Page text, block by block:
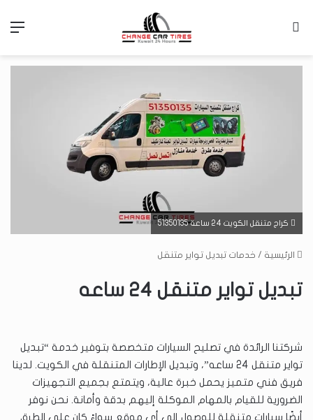
كراج متنقل الكويت 24 ساعة 51350135
الرئيسية / خدمات تبديل تواير متنقل
تبديل تواير متنقل 24 ساعه
شركتنا الرائدة في تصليح السيارات متخصصة بتوفير خدمة “تبديل
تواير متنقل 24 ساعه”، وتبديل الإطارات المتنقلة في الكويت. لدينا
فريق فني متميز يحمل خبرة عالية، ويتمتع بجميع التجهيزات
الضرورية للقيام بالمهام الموكلة إليهم بدقة وأمانة. نحن نوفر
أيضًا سيارات متنقلة للوصول إلى أي موقع سواءً كان على الطرق